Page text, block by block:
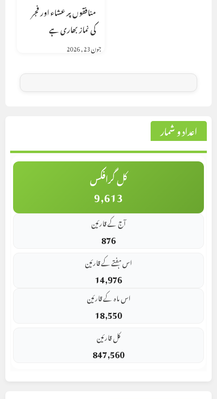
منافقوں پر عشاء اور فجر
کی نماز بھاری ہے
جون 23, 2026
اعداد و شمار
کل گرافکس
9,613
آج کے قارئین
876
اس ہفتے کے قارئین
14,976
اس ماہ کے قارئین
18,550
کل قارئین
847,560